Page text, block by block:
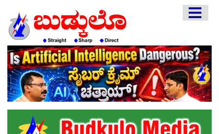
EDITORIAL
ENGLISH
KANNADA
INTERVIEWS
LITERATURE
ENTERTAINMENT